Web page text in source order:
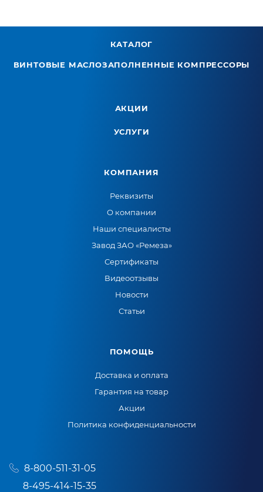
КАТАЛОГ
ВИНТОВЫЕ МАСЛОЗАПОЛНЕННЫЕ КОМПРЕССОРЫ
АКЦИИ
УСЛУГИ
КОМПАНИЯ
Реквизиты
О компании
Наши специалисты
Завод ЗАО «Ремеза»
Сертификаты
Видеоотзывы
Новости
Статьи
ПОМОЩЬ
Доставка и оплата
Гарантия на товар
Акции
Политика конфиденциальности
8-800-511-31-05
8-495-414-15-35